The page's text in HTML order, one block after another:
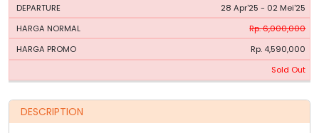
28 Apr'25 - 02 Mei'25
Rp. 6,000,000
Rp. 4,590,000
Sold Out
DESCRIPTION